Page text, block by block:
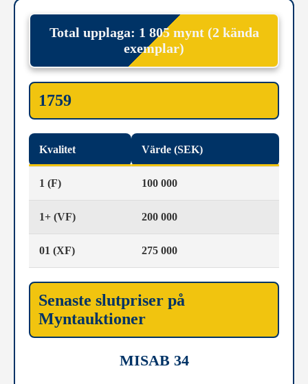
Total upplaga: 1 805 mynt (2 kända
exemplar)
1759
Kvalitet Värde (SEK)
1 (F) 100 000
1+ (VF) 200 000
01 (XF) 275 000
Senaste slutpriser på
Myntauktioner
MISAB 34